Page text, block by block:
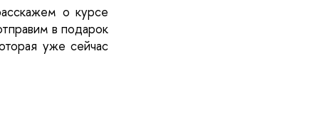
о курсе
в подарок
уже сейчас